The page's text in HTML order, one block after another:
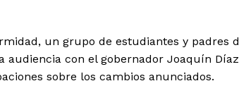
un grupo de estudiantes y padres
audiencia con el gobernador Joaquín
sobre los cambios anunciados.